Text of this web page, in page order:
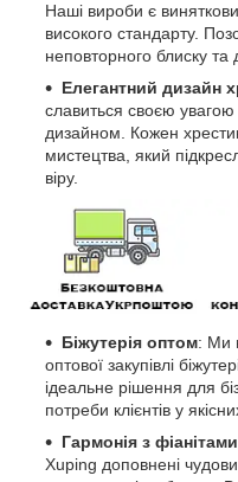
Наші вироби є
високого стандарту.
неповторного блиску та
Елегантний дизайн
славиться своєю
дизайном. Кожен
мистецтва, який
віру.
Біжутерія оптом: Ми
оптової закупівлі
ідеальне рішення для
потреби клієнтів у
Гармонія з фіанітами
Xuping доповнені